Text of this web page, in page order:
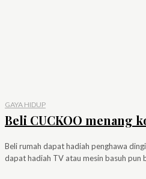
GAYA HIDUP
Beli CUCKOO menang
Beli rumah dapat hadiah penghawa
dapat hadiah TV atau mesin basuh pun